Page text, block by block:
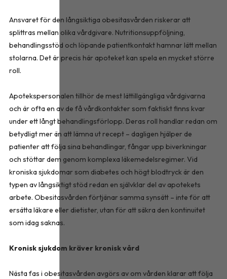
Ansvaret för den långsiktiga obesitasvården riskerar att
splittras mellan olika vårdgivare. Nutritionsuppföljning,
behandlingsstöd och löpande patientkontakt hamnar lätt mellan
stolarna. Det är precis här apoteket kan spela en mycket större
roll.
Apotekspersonalen tillhör de mest lättillgängliga vårdgivarna
och är ofta en av de få vårdkontakter som faktiskt finns kvar
under ett långt behandlingsförlopp. Deras roll handlar redan om
betydligt mer än att lämna ut recept – dagligen hjälper de
patienter att följa sina behandlingar, fångar upp biverkningar
och stöttar dem genom komplexa läkemedelsregimer. Vid
kroniska sjukdomar som diabetes och högt blodtryck är den
typen av långsiktigt stöd redan en självklar del av apotekets
arbete. Obesitasvården förtjänar samma synsätt – inte för att
ersätta läkare eller dietister, utan för att säkra den kontinuitet
som idag saknas.
Kronisk sjukdom kräver kronisk vård
Nästa fas i obesitasvården avgörs av om vården klarar att följa